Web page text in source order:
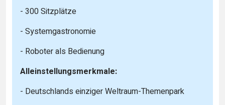
- 300 Sitzplätze
- Systemgastronomie
- Roboter als Bedienung
Alleinstellungsmerkmale:
- Deutschlands einziger Weltraum-Themenpark